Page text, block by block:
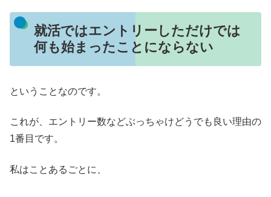
就活ではエントリーしただけでは
何も始まったことにならない
ということなのです。
これが、エントリー数などぶっちゃけどうでも良い理由の
1番目です。
私はことあるごとに、